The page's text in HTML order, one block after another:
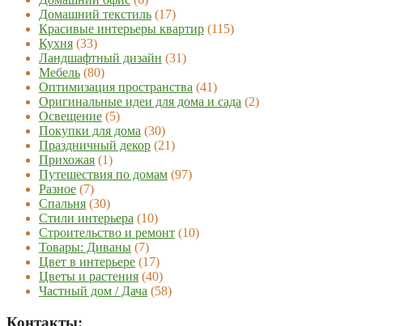
Домашний текстиль (17)
Красивые интерьеры квартир (115)
Кухня (33)
Ландшафтный дизайн (31)
Мебель (80)
Оптимизация пространства (41)
Оригинальные идеи для дома и сада (2)
Освещение (5)
Покупки для дома (30)
Праздничный декор (21)
Прихожая (1)
Путешествия по домам (97)
Разное (7)
Спальня (30)
Стили интерьера (10)
Строительство и ремонт (10)
Товары: Диваны (7)
Цвет в интерьере (17)
Цветы и растения (40)
Частный дом / Дача (58)
Контакты: